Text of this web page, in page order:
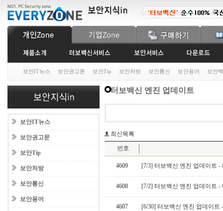
보안IT뉴스 보안권고문 보안Tip 보안처방 보안통신 보안용어 보안
보안IT뉴스
보안권고문
보안Tip
보안처방
보안통신
보안용어
터보백신 엔진 업데이트
최신목록
번호
4609 [7/3] 터보백신 엔진 업데이트 -
4608 [7/2] 터보백신 엔진 업데이트 -
4607 [6/30] 터보백신 엔진 업데이트